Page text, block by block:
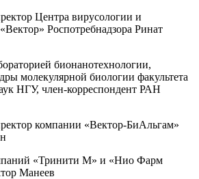
Центра вирусологии и
Роспотребнадзора Ринат
бионанотехнологии,
молекулярной биологии факультета
НГУ, член-корреспондент РАН
компании «Вектор-БиАльгам»
«Тринити М» и «Нио Фарм
Манеев